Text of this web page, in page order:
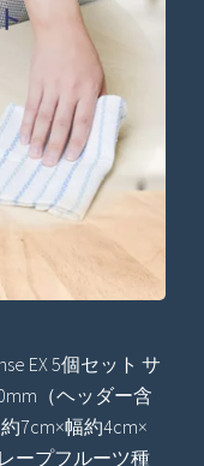
EX 5個セット サ
（ヘッダー含
7cm×幅約4cm×
ープフルーツ種